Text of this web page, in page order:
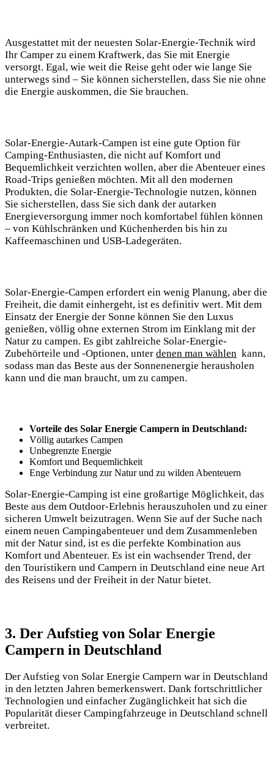
Ausgestattet mit der neuesten Solar-Energie-Technik⁤ wird‌
Ihr Camper zu ‍einem ​Kraftwerk, das Sie ‍mit Energie
versorgt. ‍Egal, wie weit ​die‌ Reise geht oder ⁢wie lange Sie
unterwegs sind – Sie können sicherstellen, dass ​Sie nie ‍ohne
die ⁣Energie auskommen, ⁤die Sie brauchen.
Solar-Energie-Autark-Campen ist eine ​gute Option⁢ für
Camping-Enthusiasten, die nicht auf Komfort und
Bequemlichkeit ​verzichten wollen, aber die Abenteuer eines⁢
Road-Trips genießen möchten. Mit ‌all den modernen​
Produkten, die Solar-Energie-Technologie nutzen, können
Sie sicherstellen, dass Sie sich ⁣dank der autarken
Energieversorgung immer ⁢noch komfortabel fühlen‍ können
– von Kühlschränken und‌ Küchenherden bis hin zu
Kaffeemaschinen und‍ USB-Ladegeräten.
Solar-Energie-Campen erfordert ein ⁤wenig Planung, aber die
Freiheit, ⁢die damit‌ einhergeht, ist es‍ definitiv wert. Mit ‌dem⁤
Einsatz der Energie der‌ Sonne können Sie ‌den Luxus
genießen,⁢ völlig ohne externen Strom⁢ im ⁢Einklang mit der
Natur‍ zu campen.​ Es gibt‍ zahlreiche Solar-Energie-
Zubehörteile und -Optionen, ‌unter denen ⁤man wählen ⁣ kann,
⁣sodass man das Beste ⁣aus der Sonnenenergie herausholen
kann und die man braucht, um zu campen.
Vorteile des ​Solar Energie Campern in Deutschland:
Völlig autarkes Campen
Unbegrenzte Energie
Komfort und ⁣Bequemlichkeit
Enge‍ Verbindung zur Natur‌ und zu wilden Abenteuern
Solar-Energie-Camping ‌ist eine⁤ großartige Möglichkeit, das
Beste aus dem⁢ Outdoor-Erlebnis herauszuholen und ⁤zu einer
sicheren Umwelt beizutragen. Wenn Sie⁣ auf der Suche nach
⁣einem ⁤neuen​ Campingabenteuer und ‌dem Zusammenleben
mit der‌ Natur sind, ist es ‍die perfekte Kombination aus
Komfort und Abenteuer. Es ist ein wachsender Trend, der⁢
den‌ Touristikern und Campern in Deutschland eine ‍neue Art
‍des Reisens und der Freiheit in der Natur bietet.
3. ‌Der Aufstieg⁣ von Solar Energie
Campern in⁤ Deutschland
Der Aufstieg ‌von ⁤Solar Energie Campern war in Deutschland
in den‍ letzten⁤ Jahren⁢ bemerkenswert. Dank fortschrittlicher
Technologien und einfacher Zugänglichkeit hat sich die‌
Popularität dieser Campingfahrzeuge in Deutschland schnell⁤
verbreitet.